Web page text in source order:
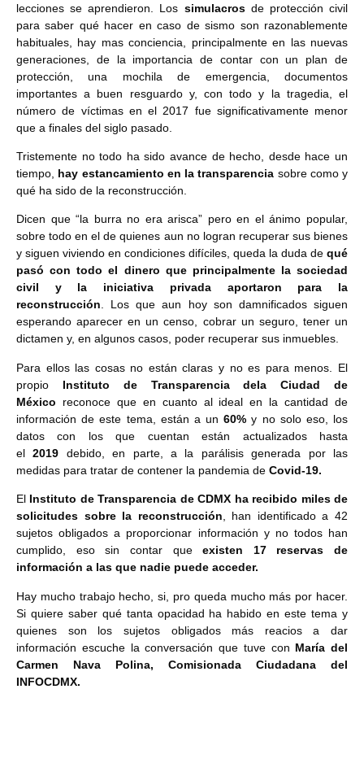
lecciones se aprendieron. Los simulacrosde protección civil
para saber qué hacer en caso de sismo son razonablemente
habituales, hay mas conciencia, principalmente en las nuevas
generaciones, de la importancia de contar con un plan de
protección, una mochila de emergencia, documentos
importantes a buen resguardo y, con todo y la tragedia, el
número de víctimas en el 2017 fue significativamente menor
que a finales del siglo pasado.
Tristemente no todo ha sido avance de hecho, desde hace un
tiempo, hay estancamiento en la transparencia sobre como y
qué ha sido de la reconstrucción.
Dicen que “la burra no era arisca” pero en el ánimo popular,
sobre todo en el de quienes aun no logran recuperar sus bienes
y siguen viviendo en condiciones difíciles, queda la duda de qué
pasó con todo el dinero que principalmente la sociedad
civil y la iniciativa privada aportaron para la
reconstrucción. Los que aun hoy son damnificados siguen
esperando aparecer en un censo, cobrar un seguro, tener un
dictamen y, en algunos casos, poder recuperar sus inmuebles.
Para ellos las cosas no están claras y no es para menos. El
propio Instituto de Transparencia dela Ciudad de
México reconoce que en cuanto al ideal en la cantidad de
información de este tema, están a un60% y no solo eso, los
datos con los que cuentan están actualizados hasta
el2019 debido, en parte, a la parálisis generada por las
medidas para tratar de contener la pandemia de Covid-19.
El Instituto de Transparencia de CDMX ha recibido miles de
solicitudes sobre la reconstrucción , han identificado a 42
sujetos obligados a proporcionar información y no todos han
cumplido, eso sin contar queexisten 17 reservas de
información a las que nadie puede acceder.
Hay mucho trabajo hecho, si, pro queda mucho más por hacer.
Si quiere saber qué tanta opacidad ha habido en este tema y
quienes son los sujetos obligados más reacios a dar
información escuche la conversación que tuve con María del
Carmen Nava Polina, Comisionada Ciudadana del
INFOCDMX.